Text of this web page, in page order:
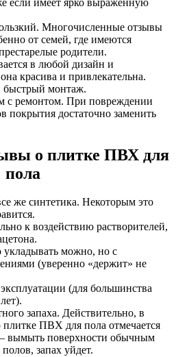
Многочисленные отзывы
от семей, где имеются
родители.
в любой дизайн и
красива и привлекательна.
быстрый монтаж.
с ремонтом. При повреждении
покрытия достаточно заменить
о плитке ПВХ для
пола
же синтетика. Некоторым это
к воздействию растворителей,
можно, но с
(уверенно «держит» не
(для большинства
запаха. Действительно, в
плитке ПВХ для пола отмечается
вымыть поверхности обычным
запах уйдет.